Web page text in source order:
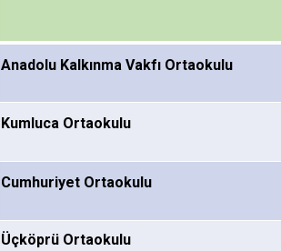
Anadolu Kalkınma Vakfı Ortaokulu
Kumluca Ortaokulu
Cumhuriyet Ortaokulu
Üçköprü Ortaokulu